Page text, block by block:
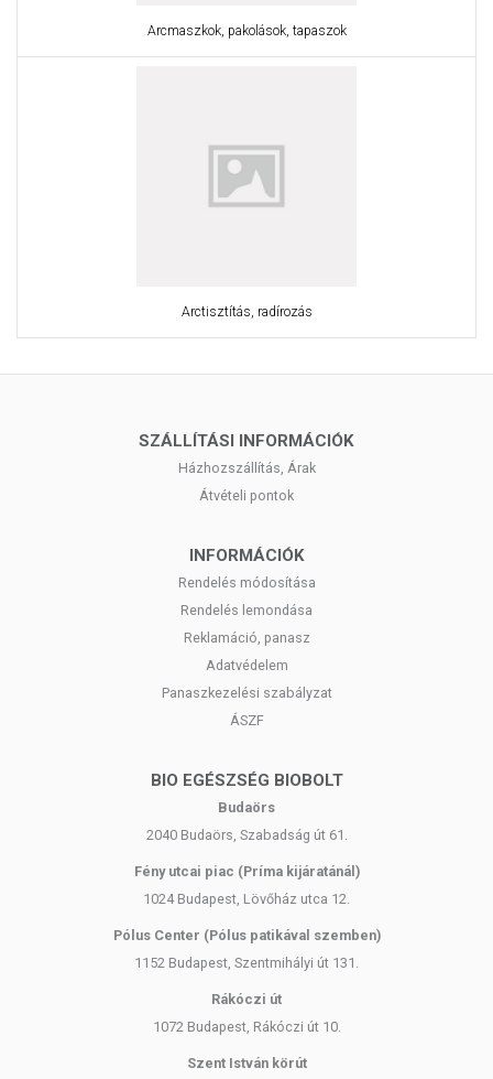
Arcmaszkok, pakolások, tapaszok
Arctisztítás, radírozás
SZÁLLÍTÁSI INFORMÁCIÓK
Házhozszállítás, Árak
Átvételi pontok
INFORMÁCIÓK
Rendelés módosítása
Rendelés lemondása
Reklamáció, panasz
Adatvédelem
Panaszkezelési szabályzat
ÁSZF
BIO EGÉSZSÉG BIOBOLT
Budaörs
2040 Budaörs, Szabadság út 61.
Fény utcai piac (Príma kijáratánál)
1024 Budapest, Lövőház utca 12.
Pólus Center (Pólus patikával szemben)
1152 Budapest, Szentmihályi út 131.
Rákóczi út
1072 Budapest, Rákóczi út 10.
Szent István körút